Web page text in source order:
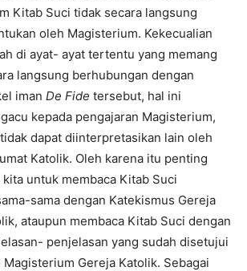
Kitab Suci tidak secara langsung
oleh Magisterium. Kekecualian
di ayat- ayat tertentu yang memang
langsung berhubungan dengan
iman De Fide tersebut, hal ini
kepada pengajaran Magisterium,
dapat diinterpretasikan lain oleh
Katolik. Oleh karena itu penting
kita untuk membaca Kitab Suci
sama dengan Katekismus Gereja
ataupun membaca Kitab Suci dengan
penjelasan yang sudah disetujui
Magisterium Gereja Katolik. Sebagai